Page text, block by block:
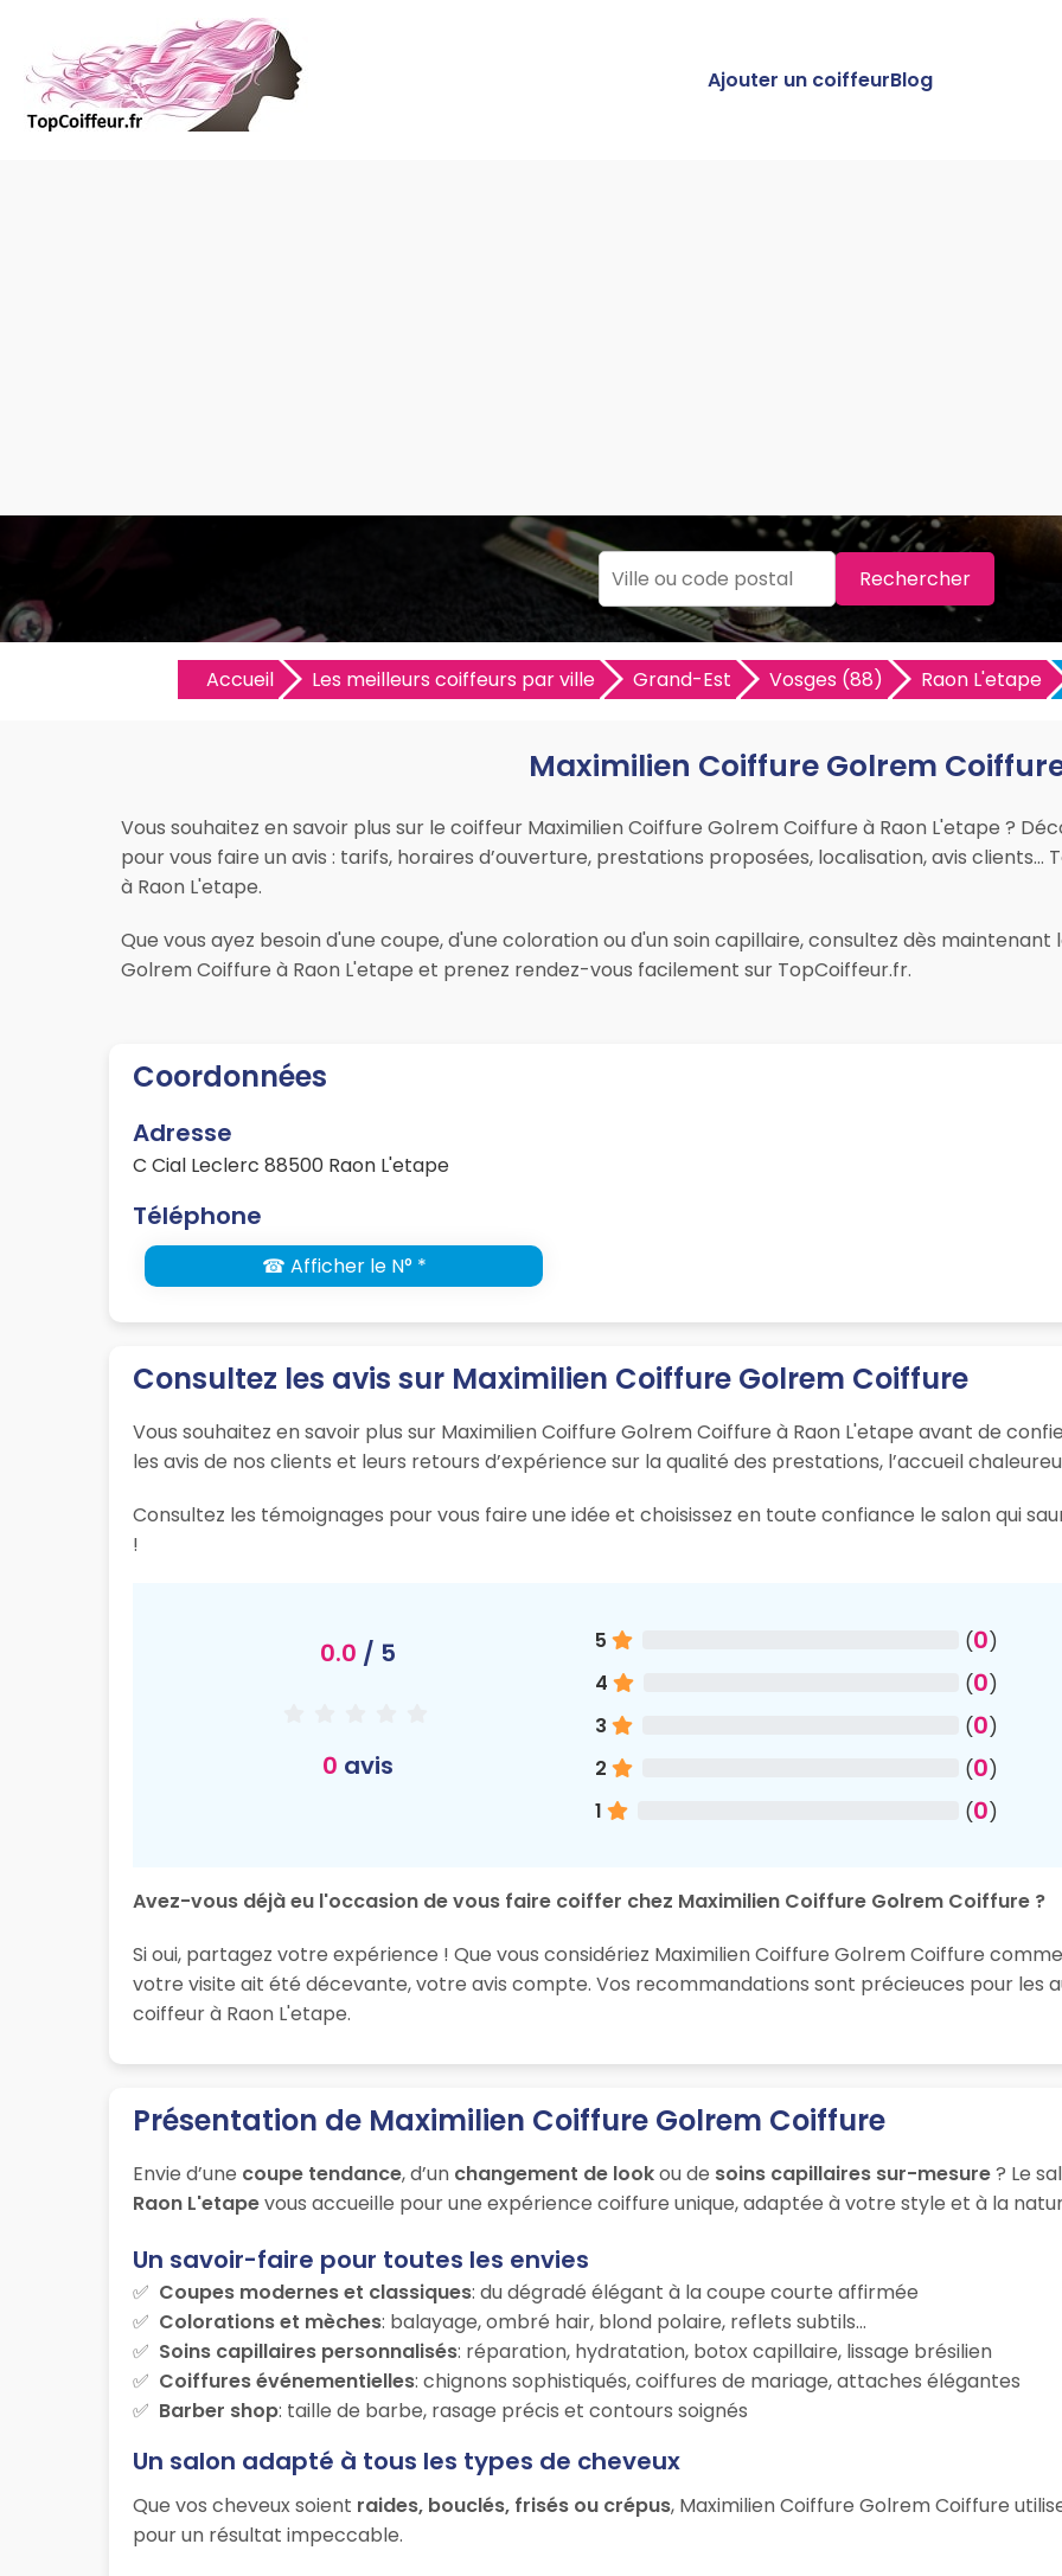
Ajouter un coiffeurBlog
Rechercher
Accueil Les meilleurs coiffeurs par ville Grand-Est Vosges (88) Raon L'etape
Maximilien Coiffure Golrem
Vous souhaitez en savoir plus sur le coiffeur Maximilien Coiffure Golrem Coiffure à Raon L'etape ?
pour vous faire un avis : tarifs, horaires d’ouverture, prestations proposées, localisation, avis clients…
à Raon L'etape.
Que vous ayez besoin d'une coupe, d'une coloration ou d'un soin capillaire, consultez dès
Golrem Coiffure à Raon L'etape et prenez rendez-vous facilement sur TopCoiffeur.fr.
Coordonnées
Adresse
C Cial Leclerc 88500 Raon L'etape
Téléphone
☎ Afficher le N° *
Consultez les avis sur Maximilien Coiffure Golrem Coiffure
Vous souhaitez en savoir plus sur Maximilien Coiffure Golrem Coiffure à Raon L'etape avant de
les avis de nos clients et leurs retours d’expérience sur la qualité des prestations, l’accueil
Consultez les témoignages pour vous faire une idée et choisissez en toute confiance le salon qui
!
0.0 / 5
0 avis
5 (0)
4
(0)
3
(0)
2
(0)
1
(0)
Avez-vous déjà eu l'occasion de vous faire coiffer chez Maximilien Coiffure Golrem Coiffure ?
Si oui, partagez votre expérience ! Que vous considériez Maximilien Coiffure Golrem Coiffure
votre visite ait été décevante, votre avis compte. Vos recommandations sont précieuces pour les
coiffeur à Raon L'etape.
Présentation de Maximilien Coiffure Golrem Coiffure
Envie d’une coupe tendance, d’un changement de lookou de soins capillaires sur-mesure? Le
Raon L'etapevous accueille pour une expérience coiffure unique, adaptée à votre style et à la
Un savoir-faire pour toutes les envies
Coupes modernes et classiques: du dégradé élégant à la coupe courte affirmée
Colorations et mèches: balayage, ombré hair, blond polaire, reflets subtils…
Soins capillaires personnalisés: réparation, hydratation, botox capillaire, lissage brésilien
Coiffures événementielles: chignons sophistiqués, coiffures de mariage, attaches élégantes
Barber shop: taille de barbe, rasage précis et contours soignés
Un salon adapté à tous les types de cheveux
Que vos cheveux soient raides, bouclés, frisés ou crépus, Maximilien Coiffure Golrem Coiffure
pour un résultat impeccable.